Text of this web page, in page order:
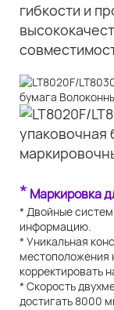
гибкости и
* Маркировка
* Двойные
информацию.
* Уникальная
местоположения
корректировать
* Скорость
достигать 8000